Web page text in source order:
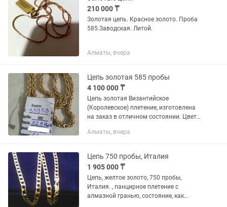
210 000 ₸
Золотая цепь. Красное золото. Проба
585.Заводская. Литой.
Алматы, вчера
Цепь золотая 585 пробы
4 100 000 ₸
Цепь золотая Византийское
(Королевское) плетение, изготовлена
на заказ в отличном состоянии. Цвет
Алматы, вчера
Цепь 750 пробы, Италия
1 905 000 ₸
Цепь, желтое золото, 750 пробы,
Италия. , панцирное плетение с
алмазной гранью, состояние, как